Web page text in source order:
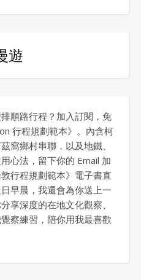
遊
順路行程？加入訂閱，免
行程規劃範本》。內含柯
窩鄉村串聯，以及地鐵、
心法，留下你的 Email 加
行程規劃範本》電子書直
早晨，我還會為你送上一
享深度的在地文化觀察、
察練習，陪你用我最喜歡